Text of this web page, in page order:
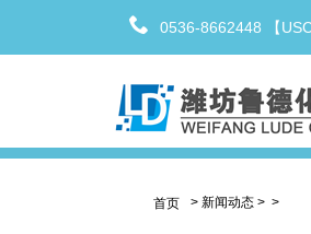
0536-8662448 【
首页 > 新闻动态 > >